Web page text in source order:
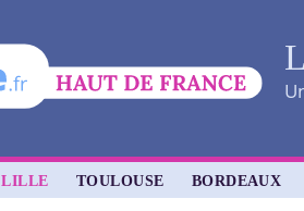
LILLE TOULOUSE BORDEAUX